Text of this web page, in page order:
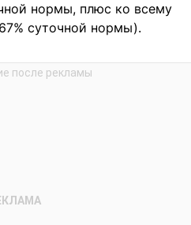
нормы, плюс ко всему
суточной нормы).